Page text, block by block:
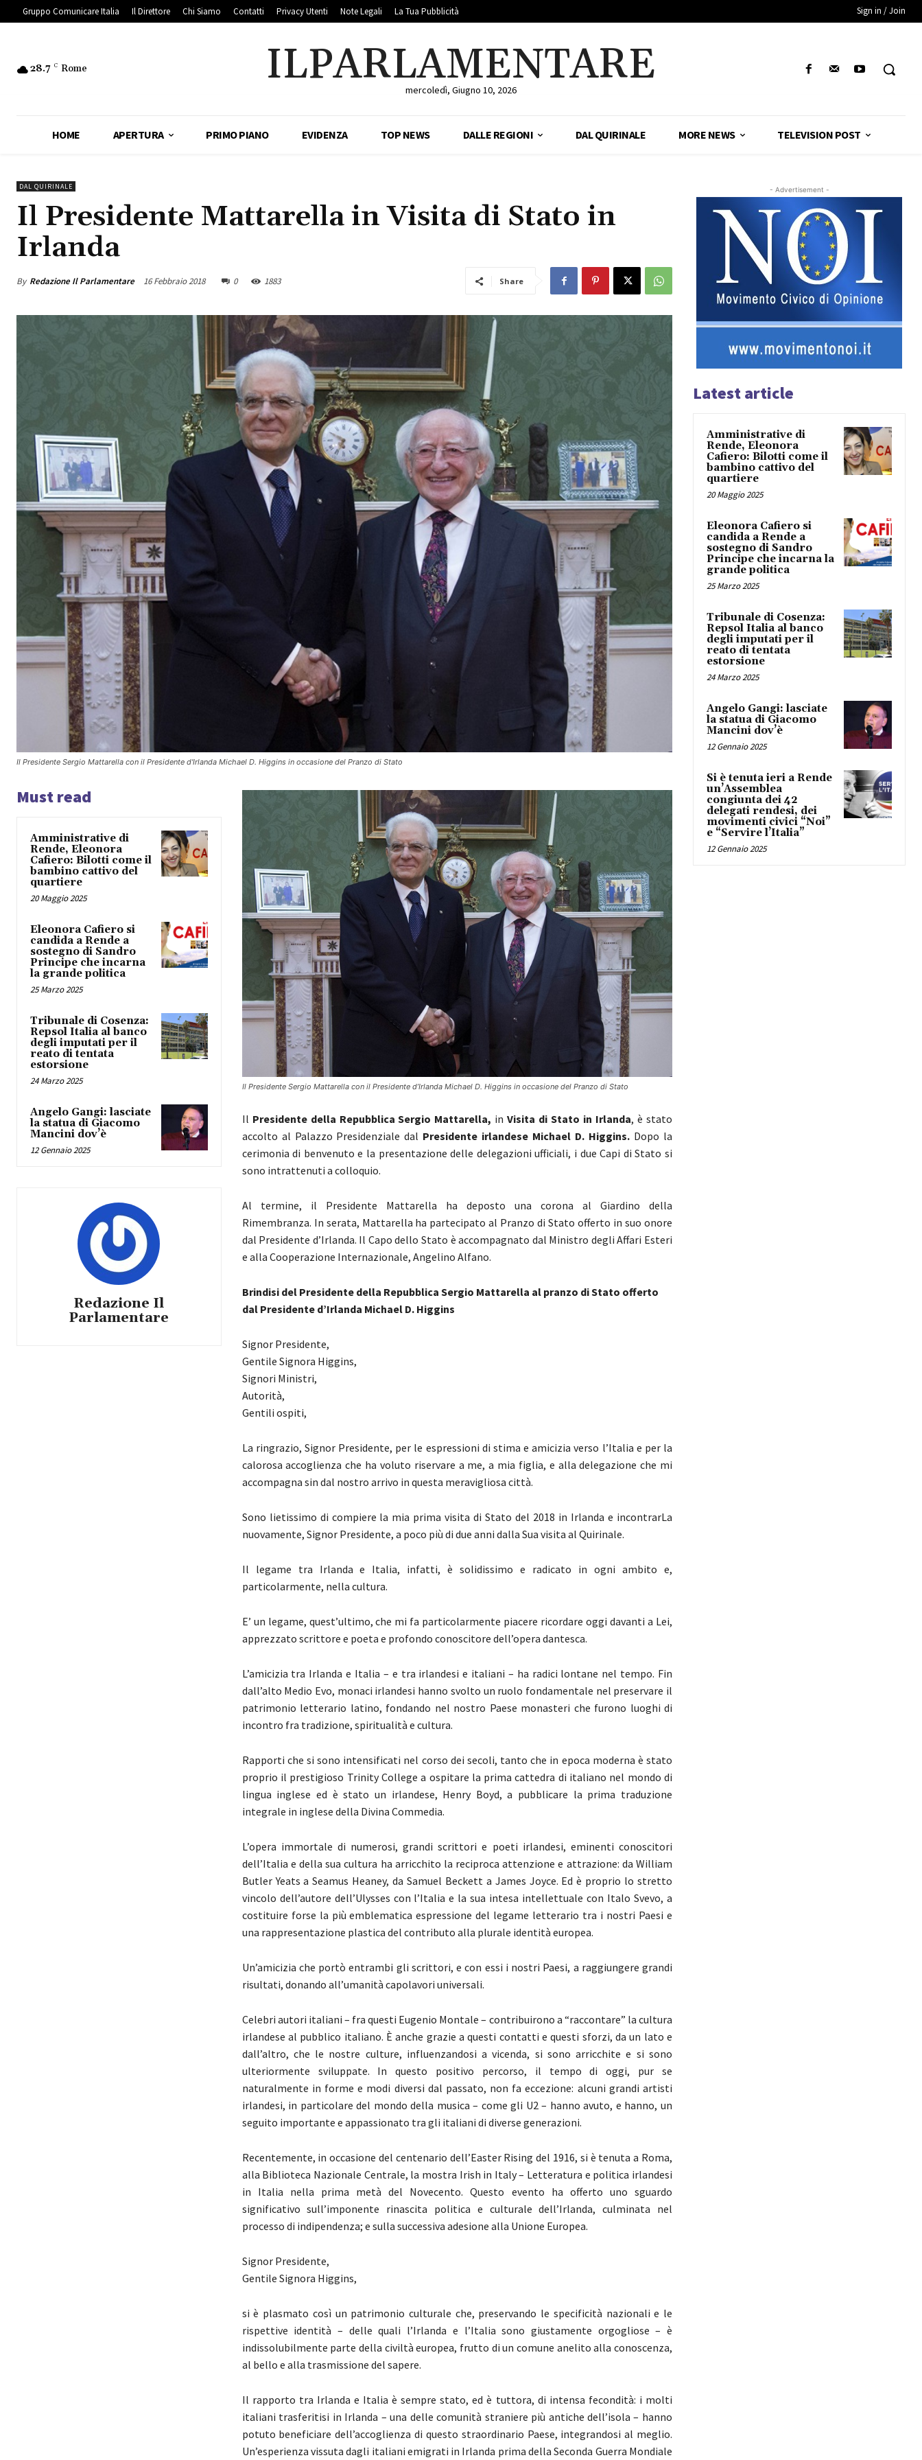
Gruppo Comunicare Italia Il Direttore Chi Siamo Contatti Privacy Utenti Note Legali La Tua Pubblicità Sign in / Join
28.7 C Rome ILPARLAMENTARE
mercoledì, Giugno 10, 2026
HOME APERTURA PRIMO PIANO EVIDENZA TOP NEWS DALLE REGIONI DAL QUIRINALE MORE NEWS TELEVISION POST
DAL QUIRINALE
Il Presidente Mattarella in Visita di Stato in
Irlanda
By Redazione Il Parlamentare 16 Febbraio 2018 0 1883 Share
Il Presidente Sergio Mattarella con il Presidente d'Irlanda Michael D. Higgins in occasione del Pranzo di Stato
Must read
Amministrative di
Rende, Eleonora
Cafiero: Bilotti come il
bambino cattivo del
quartiere
20 Maggio 2025
Eleonora Cafiero si
candida a Rende a
sostegno di Sandro
Principe che incarna
la grande politica
25 Marzo 2025
Tribunale di Cosenza:
Repsol Italia al banco
degli imputati per il
reato di tentata
estorsione
24 Marzo 2025
Angelo Gangi: lasciate
la statua di Giacomo
Mancini dov’è
12 Gennaio 2025
Redazione Il
Parlamentare
Il Presidente Sergio Mattarella con il Presidente d’Irlanda Michael D. Higgins in occasione del Pranzo di Stato
Il Presidente della Repubblica Sergio Mattarella, inVisita di Stato in Irlanda, è stato
accolto al Palazzo Presidenziale dal Presidente irlandese Michael D. Higgins. Dopo la
cerimonia di benvenuto e la presentazione delle delegazioni ufficiali, i due Capi di Stato si
sono intrattenuti a colloquio.
Al termine, il Presidente Mattarella ha deposto una corona al Giardino della
Rimembranza. In serata, Mattarella ha partecipato al Pranzo di Stato offerto in suo onore
dal Presidente d’Irlanda. Il Capo dello Stato è accompagnato dal Ministro degli Affari Esteri
e alla Cooperazione Internazionale, Angelino Alfano.
Brindisi del Presidente della Repubblica Sergio Mattarella al pranzo di Stato offerto
dal Presidente d’Irlanda Michael D. Higgins
Signor Presidente,
Gentile Signora Higgins,
Signori Ministri,
Autorità,
Gentili ospiti,
La ringrazio, Signor Presidente, per le espressioni di stima e amicizia verso l’Italia e per la
calorosa accoglienza che ha voluto riservare a me, a mia figlia, e alla delegazione che mi
accompagna sin dal nostro arrivo in questa meravigliosa città.
Sono lietissimo di compiere la mia prima visita di Stato del 2018 in Irlanda e incontrarLa
nuovamente, Signor Presidente, a poco più di due anni dalla Sua visita al Quirinale.
Il legame tra Irlanda e Italia, infatti, è solidissimo e radicato in ogni ambito e,
particolarmente, nella cultura.
E’ un legame, quest’ultimo, che mi fa particolarmente piacere ricordare oggi davanti a Lei,
apprezzato scrittore e poeta e profondo conoscitore dell’opera dantesca.
L’amicizia tra Irlanda e Italia – e tra irlandesi e italiani – ha radici lontane nel tempo. Fin
dall’alto Medio Evo, monaci irlandesi hanno svolto un ruolo fondamentale nel preservare il
patrimonio letterario latino, fondando nel nostro Paese monasteri che furono luoghi di
incontro fra tradizione, spiritualità e cultura.
Rapporti che si sono intensificati nel corso dei secoli, tanto che in epoca moderna è stato
proprio il prestigioso Trinity College a ospitare la prima cattedra di italiano nel mondo di
lingua inglese ed è stato un irlandese, Henry Boyd, a pubblicare la prima traduzione
integrale in inglese della Divina Commedia.
L’opera immortale di numerosi, grandi scrittori e poeti irlandesi, eminenti conoscitori
dell’Italia e della sua cultura ha arricchito la reciproca attenzione e attrazione: da William
Butler Yeats a Seamus Heaney, da Samuel Beckett a James Joyce. Ed è proprio lo stretto
vincolo dell’autore dell’Ulysses con l’Italia e la sua intesa intellettuale con Italo Svevo, a
costituire forse la più emblematica espressione del legame letterario tra i nostri Paesi e
una rappresentazione plastica del contributo alla plurale identità europea.
Un’amicizia che portò entrambi gli scrittori, e con essi i nostri Paesi, a raggiungere grandi
risultati, donando all’umanità capolavori universali.
Celebri autori italiani – fra questi Eugenio Montale – contribuirono a “raccontare” la cultura
irlandese al pubblico italiano. È anche grazie a questi contatti e questi sforzi, da un lato e
dall’altro, che le nostre culture, influenzandosi a vicenda, si sono arricchite e si sono
ulteriormente sviluppate. In questo positivo percorso, il tempo di oggi, pur se
naturalmente in forme e modi diversi dal passato, non fa eccezione: alcuni grandi artisti
irlandesi, in particolare del mondo della musica – come gli U2 – hanno avuto, e hanno, un
seguito importante e appassionato tra gli italiani di diverse generazioni.
Recentemente, in occasione del centenario dell’Easter Rising del 1916, si è tenuta a Roma,
alla Biblioteca Nazionale Centrale, la mostra Irish in Italy – Letteratura e politica irlandesi
in Italia nella prima metà del Novecento. Questo evento ha offerto uno sguardo
significativo sull’imponente rinascita politica e culturale dell’Irlanda, culminata nel
processo di indipendenza; e sulla successiva adesione alla Unione Europea.
Signor Presidente,
Gentile Signora Higgins,
si è plasmato così un patrimonio culturale che, preservando le specificità nazionali e le
rispettive identità – delle quali l’Irlanda e l’Italia sono giustamente orgogliose – è
indissolubilmente parte della civiltà europea, frutto di un comune anelito alla conoscenza,
al bello e alla trasmissione del sapere.
Il rapporto tra Irlanda e Italia è sempre stato, ed è tuttora, di intensa fecondità: i molti
italiani trasferitisi in Irlanda – una delle comunità straniere più antiche dell’isola – hanno
potuto beneficiare dell’accoglienza di questo straordinario Paese, integrandosi al meglio.
Un’esperienza vissuta dagli italiani emigrati in Irlanda prima della Seconda Guerra Mondiale
- Advertisement -
Latest article
Amministrative di
Rende, Eleonora
Cafiero: Bilotti come il
bambino cattivo del
quartiere
20 Maggio 2025
Eleonora Cafiero si
candida a Rende a
sostegno di Sandro
Principe che incarna la
grande politica
25 Marzo 2025
Tribunale di Cosenza:
Repsol Italia al banco
degli imputati per il
reato di tentata
estorsione
24 Marzo 2025
Angelo Gangi: lasciate
la statua di Giacomo
Mancini dov’è
12 Gennaio 2025
Si è tenuta ieri a Rende
un’Assemblea
congiunta dei 42
delegati rendesi, dei
movimenti civici “Noi”
e “Servire l’Italia”
12 Gennaio 2025